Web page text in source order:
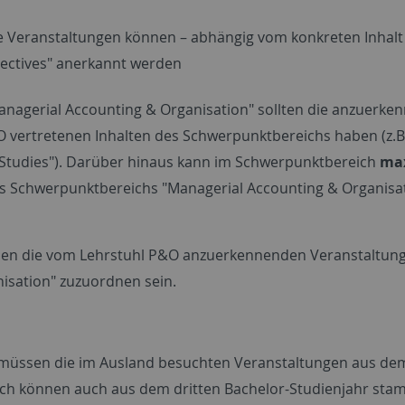
können – abhängig vom konkreten
anerkannt werden
Accounting & Organisation" sollten die
Inhalten des Schwerpunktbereichs haben
Darüber hinaus kann im Schwerpunktbereich
Schwerpunktbereichs "Managerial Accounting &
die vom Lehrstuhl P&O anzuerkennenden
zuzuordnen sein.
die im Ausland besuchten Veranstaltungen aus
können auch aus dem dritten Bachelor-Studienjahr